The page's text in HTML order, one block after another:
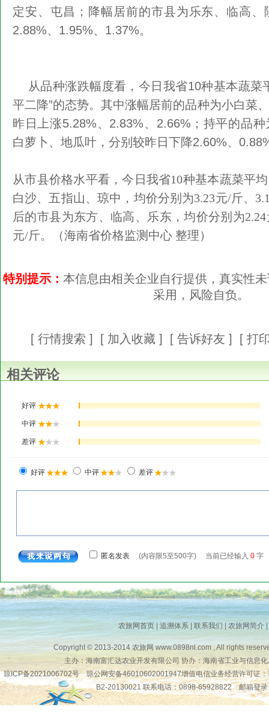
定安、屯昌；降幅居前的市县为乐东、临高
2.88%、1.95%、1.37%。
从品种涨跌幅度看，今日我省10种基本蔬菜
平二降”的态势。其中涨幅居前的品种为小白菜
昨日上涨5.28%、2.83%、2.66%；持平的品
白萝卜、地瓜叶，分别较昨日下降2.60%、
从市县价格水平看，今日我省10种基本蔬菜平
白沙、五指山、琼中，均价分别为3.23元/斤、
后的市县为东方、临高、乐东，均价分别为
元/斤。（海南省价格监测中心 整理）
特别提示： 本信息由相关企业自行提供，真实性
采用，风险自负。
[ 行情搜索 ] [ 加入收藏 ] [ 告诉好友 ] [ 打
相关评论
农旅网首页| 追溯体系 联系我们 农旅网简介
Copyright © 2013-2014农旅网www.0898nl.com , All rights
主办：海南富汇达农业开发有限公司 协办：海南省工业与信息
琼ICP备2021006702号琼公网安备46010602001947增值电信业务经营许可证：
B2-20130021 联系电话：0898-65928822邮箱登录